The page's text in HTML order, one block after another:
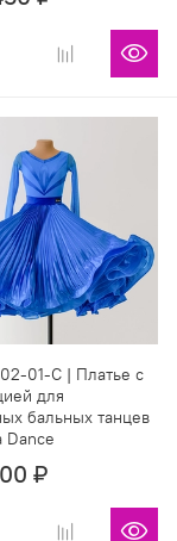
01-C | Платье с
для
бальных танцев
Dance
₽